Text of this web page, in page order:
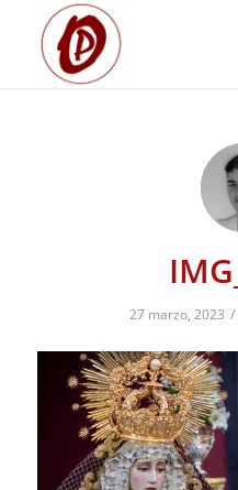
27 marzo, 2023 /